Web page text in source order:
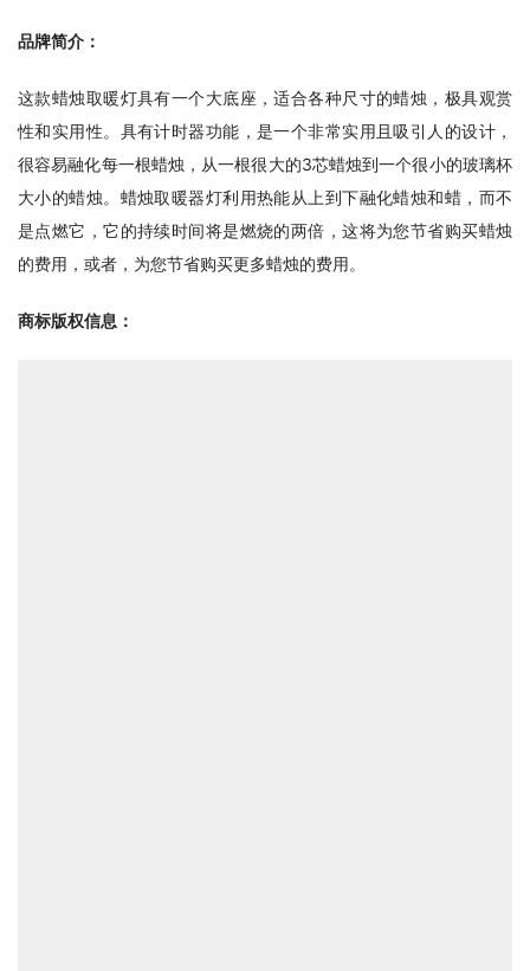
品牌简介：
这款蜡烛取暖灯具有一个大底座，适合各种尺寸的蜡烛，极具观赏
性和实用性。具有计时器功能，是一个非常实用且吸引人的设计，
很容易融化每一根蜡烛，从一根很大的3芯蜡烛到一个很小的玻璃杯
大小的蜡烛。蜡烛取暖器灯利用热能从上到下融化蜡烛和蜡，而不
是点燃它，它的持续时间将是燃烧的两倍，这将为您节省购买蜡烛
的费用，或者，为您节省购买更多蜡烛的费用。
商标版权信息 ：